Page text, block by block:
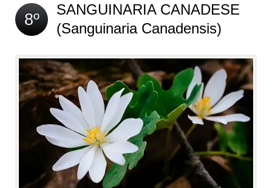
8º
SANGUINARIA CANADESE
(Sanguinaria Canadensis)